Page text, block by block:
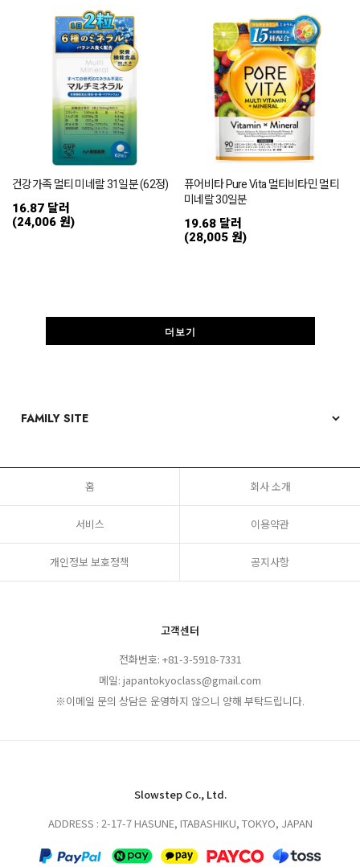
건강가족 멀티 미네랄 31일분 (62정)
16.87 달러
(24,006 원)
퓨어비타 Pure Vita 멀티비타민 멀티
미네랄 30일분
19.68 달러
(28,005 원)
더보기
홈 회사 소개
서비스 이용약관
개인정보 보호정책 공지사항
고객센터
전화번호: +81-3-5918-7331
메일: japantokyoclass@gmail.com
※이메일 문의 상담은 운영하지 않으니 양해 부탁드립니다.
Slowstep Co., Ltd.
ADDRESS : 2-17-7 HASUNE, ITABASHIKU, TOKYO, JAPAN